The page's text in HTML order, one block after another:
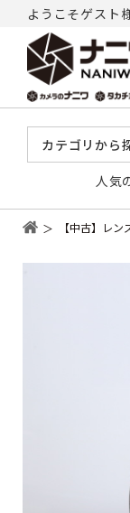
ようこそゲスト
カテゴリから
人気
【中古】レン